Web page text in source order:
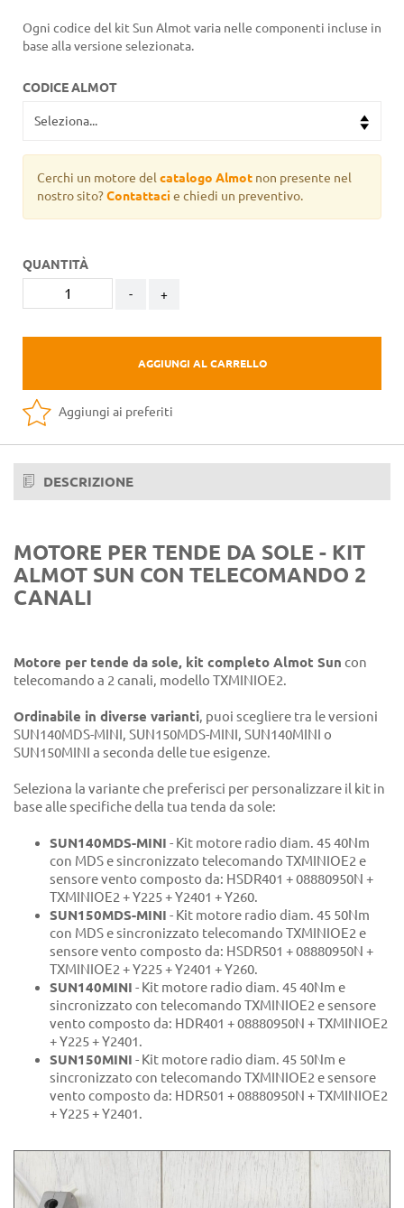
Ogni codice del kit Sun Almot varia nelle componenti incluse in
base alla versione selezionata.
CODICE ALMOT
Cerchi un motore del catalogo Almot non presente nel
nostro sito?Contattacie chiedi un preventivo.
QUANTITÀ
- +
AGGIUNGI AL CARRELLO
Aggiungi ai preferiti
DESCRIZIONE
MOTORE PER TENDE DA SOLE - KIT
ALMOT SUN CON TELECOMANDO 2
CANALI
Motore per tende da sole, kit completo Almot Sun con
telecomando a 2 canali, modello TXMINIOE2.
Ordinabile in diverse varianti, puoi scegliere tra le versioni
SUN140MDS-MINI, SUN150MDS-MINI, SUN140MINI o
SUN150MINI a seconda delle tue esigenze.
Seleziona la variante che preferisci per personalizzare il kit in
base alle specifiche della tua tenda da sole:
SUN140MDS-MINI - Kit motore radio diam. 45 40Nm
con MDS e sincronizzato telecomando TXMINIOE2 e
sensore vento composto da: HSDR401 + 08880950N +
TXMINIOE2 + Y225 + Y2401 + Y260.
SUN150MDS-MINI - Kit motore radio diam. 45 50Nm
con MDS e sincronizzato telecomando TXMINIOE2 e
sensore vento composto da: HSDR501 + 08880950N +
TXMINIOE2 + Y225 + Y2401 + Y260.
SUN140MINI - Kit motore radio diam. 45 40Nm e
sincronizzato con telecomando TXMINIOE2 e sensore
vento composto da: HDR401 + 08880950N + TXMINIOE2
+ Y225 + Y2401.
SUN150MINI - Kit motore radio diam. 45 50Nm e
sincronizzato con telecomando TXMINIOE2 e sensore
vento composto da: HDR501 + 08880950N + TXMINIOE2
+ Y225 + Y2401.